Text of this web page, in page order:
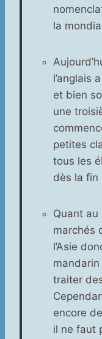
la
l’anglais
et bien
une
petites
tous les
dès la fin
Quant au
marchés
l’Asie
traiter
encore
il ne faut